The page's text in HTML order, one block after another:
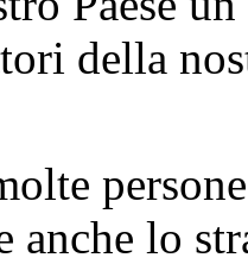
della
anche lo